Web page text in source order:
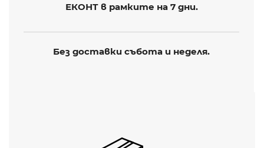
ЕКОНТ в рамките на 7 дни.
Без доставки събота и неделя.